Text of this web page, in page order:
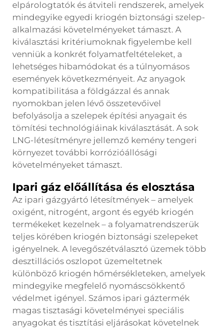
elpárologtatók és átviteli rendszerek, amelyek
mindegyike egyedi kriogén biztonsági szelep-
alkalmazási követelményeket támaszt. A
kiválasztási kritériumoknak figyelembe kell
venniük a konkrét folyamatfeltételeket, a
lehetséges hibamódokat és a túlnyomásos
események következményeit. Az anyagok
kompatibilitása a földgázzal és annak
nyomokban jelen lévő összetevőivel
befolyásolja a szelepek építési anyagait és
tömítési technológiáinak kiválasztását. A sok
LNG-létesítményre jellemző kemény tengeri
környezet további korrózióállósági
követelményeket támaszt.
Ipari gáz előállítása és elosztása
Az ipari gázgyártó létesítmények – amelyek
oxigént, nitrogént, argont és egyéb kriogén
termékeket kezelnek – a folyamatrendszerük
teljes körében kriogén biztonsági szelepeket
igényelnek. A levegőszétválasztó üzemek több
desztillációs oszlopot üzemeltetnek
különböző kriogén hőmérsékleteken, amelyek
mindegyike megfelelő nyomáscsökkentő
védelmet igényel. Számos ipari gáztermék
magas tisztasági követelményei speciális
anyagokat és tisztítási eljárásokat követelnek